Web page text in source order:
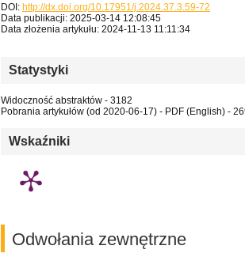
DOI: http://dx.doi.org/10.17951/j.2024.37.3.59-72
Data publikacji: 2025-03-14 12:08:45
Data złożenia artykułu: 2024-11-13 11:11:34
Statystyki
Widoczność abstraktów - 3182
Pobrania artykułów (od 2020-06-17) - PDF (English) -
Wskaźniki
Odwołania zewnętrzne